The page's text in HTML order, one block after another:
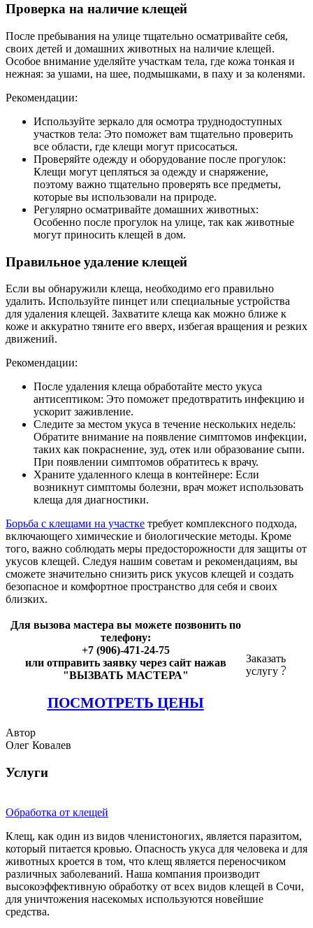
Проверка на наличие клещей
После пребывания на улице тщательно осматривайте себя,
своих детей и домашних животных на наличие клещей.
Особое внимание уделяйте участкам тела, где кожа тонкая и
нежная: за ушами, на шее, подмышками, в паху и за коленями.
Рекомендации:
Используйте зеркало для осмотра труднодоступных
участков тела: Это поможет вам тщательно проверить
все области, где клещи могут присосаться.
Проверяйте одежду и оборудование после прогулок:
Клещи могут цепляться за одежду и снаряжение,
поэтому важно тщательно проверять все предметы,
которые вы использовали на природе.
Регулярно осматривайте домашних животных:
Особенно после прогулок на улице, так как животные
могут приносить клещей в дом.
Правильное удаление клещей
Если вы обнаружили клеща, необходимо его правильно
удалить. Используйте пинцет или специальные устройства
для удаления клещей. Захватите клеща как можно ближе к
коже и аккуратно тяните его вверх, избегая вращения и резких
движений.
Рекомендации:
После удаления клеща обработайте место укуса
антисептиком: Это поможет предотвратить инфекцию и
ускорит заживление.
Следите за местом укуса в течение нескольких недель:
Обратите внимание на появление симптомов инфекции,
таких как покраснение, зуд, отек или образование сыпи.
При появлении симптомов обратитесь к врачу.
Храните удаленного клеща в контейнере: Если
возникнут симптомы болезни, врач может использовать
клеща для диагностики.
Борьба с клещами на участке требует комплексного подхода,
включающего химические и биологические методы. Кроме
того, важно соблюдать меры предосторожности для защиты от
укусов клещей. Следуя нашим советам и рекомендациям, вы
сможете значительно снизить риск укусов клещей и создать
безопасное и комфортное пространство для себя и своих
близких.
Для вызова мастера вы можете позвонить по
телефону:
+7 (906)-471-24-75
или отправить заявку через сайт нажав
"ВЫЗВАТЬ МАСТЕРА"
ПОСМОТРЕТЬ ЦЕНЫ
Заказать
услугу
Автор
Олег Ковалев
Услуги
Обработка от клещей
Клещ, как один из видов членистоногих, является паразитом,
который питается кровью. Опасность укуса для человека и для
животных кроется в том, что клещ является переносчиком
различных заболеваний. Наша компания производит
высокоэффективную обработку от всех видов клещей в Сочи,
для уничтожения насекомых используются новейшие
средства.